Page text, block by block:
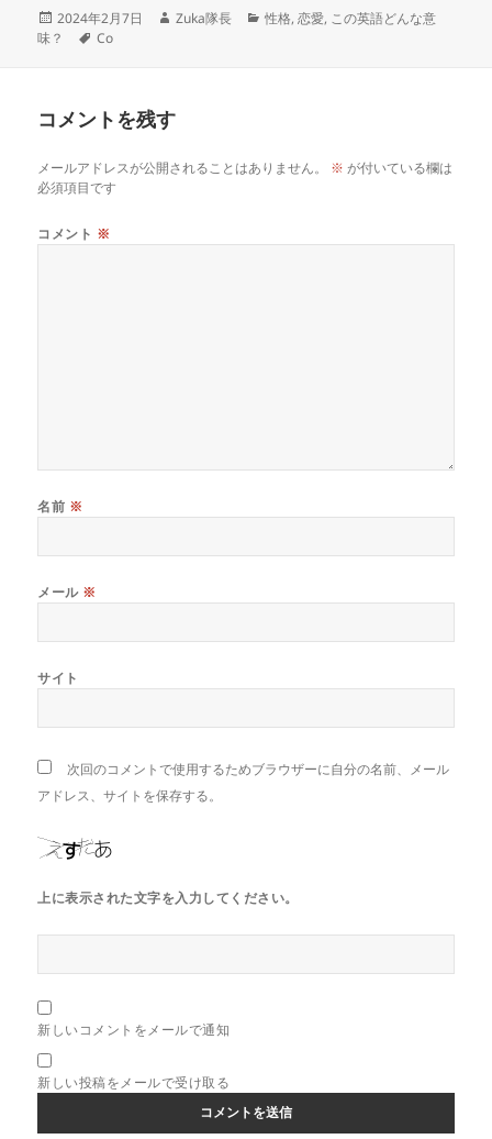
投
稿
2024年2月7日
作
Zuka隊長
カ
性格,恋愛, この英語どんな意
味？
タ
Co
コメントを残す
メールアドレスが公開されることはありません。 ※ が付いている欄は
必須項目です
コメント ※
名前 ※
メール ※
サイト
次回のコメントで使用するためブラウザーに自分の名前、メール
アドレス、サイトを保存する。
上に表示された文字を入力してください。
新しいコメントをメールで通知
新しい投稿をメールで受け取る